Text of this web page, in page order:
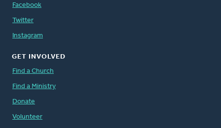
Facebook
Twitter
Instagram
GET INVOLVED
Find a Church
Find a Ministry
Donate
Volunteer